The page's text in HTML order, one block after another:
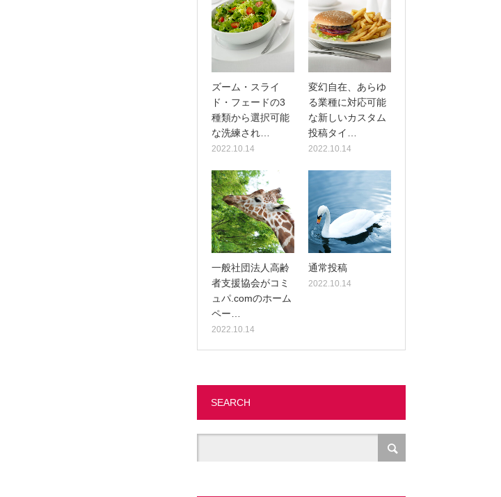
ズーム・スライ
ド・フェードの3
種類から選択可能
な洗練され…
2022.10.14
変幻自在、あらゆ
る業種に対応可能
な新しいカスタム
投稿タイ…
2022.10.14
一般社団法人高齢
者支援協会がコミ
ュパ.comのホーム
ペー…
2022.10.14
通常投稿
2022.10.14
SEARCH